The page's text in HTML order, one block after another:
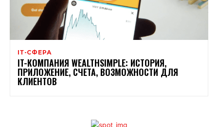
ІТ-СФЕРА
IT-КОМПАНИЯ WEALTHSIMPLE: ИСТОРИЯ,
ПРИЛОЖЕНИЕ, СЧЕТА, ВОЗМОЖНОСТИ ДЛЯ
КЛИЕНТОВ